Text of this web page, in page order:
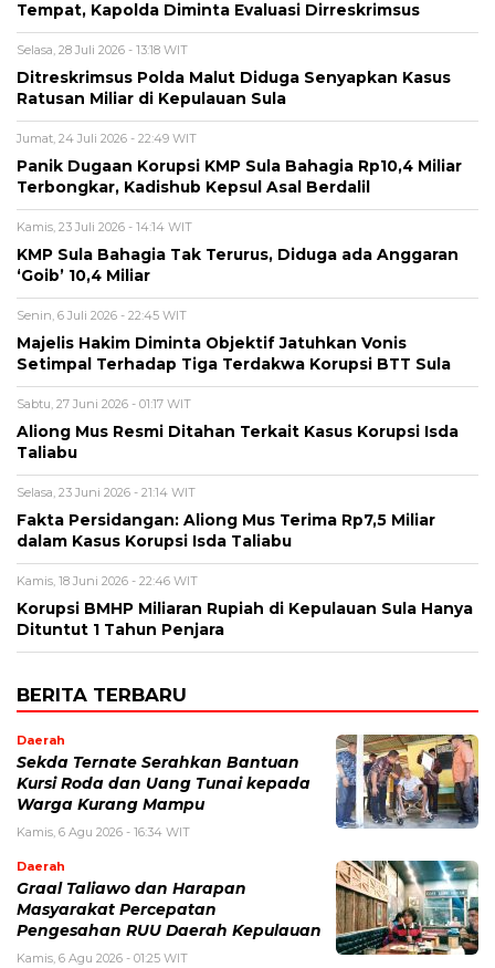
Tempat, Kapolda Diminta Evaluasi Dirreskrimsus
Selasa, 28 Juli 2026 - 13:18 WIT
Ditreskrimsus Polda Malut Diduga Senyapkan Kasus
Ratusan Miliar di Kepulauan Sula
Jumat, 24 Juli 2026 - 22:49 WIT
Panik Dugaan Korupsi KMP Sula Bahagia Rp10,4 Miliar
Terbongkar, Kadishub Kepsul Asal Berdalil
Kamis, 23 Juli 2026 - 14:14 WIT
KMP Sula Bahagia Tak Terurus, Diduga ada Anggaran
‘Goib’ 10,4 Miliar
Senin, 6 Juli 2026 - 22:45 WIT
Majelis Hakim Diminta Objektif Jatuhkan Vonis
Setimpal Terhadap Tiga Terdakwa Korupsi BTT Sula
Sabtu, 27 Juni 2026 - 01:17 WIT
Aliong Mus Resmi Ditahan Terkait Kasus Korupsi Isda
Taliabu
Selasa, 23 Juni 2026 - 21:14 WIT
Fakta Persidangan: Aliong Mus Terima Rp7,5 Miliar
dalam Kasus Korupsi Isda Taliabu
Kamis, 18 Juni 2026 - 22:46 WIT
Korupsi BMHP Miliaran Rupiah di Kepulauan Sula Hanya
Dituntut 1 Tahun Penjara
BERITA TERBARU
Daerah
Sekda Ternate Serahkan Bantuan
Kursi Roda dan Uang Tunai kepada
Warga Kurang Mampu
Kamis, 6 Agu 2026 - 16:34 WIT
Daerah
Graal Taliawo dan Harapan
Masyarakat Percepatan
Pengesahan RUU Daerah Kepulauan
Kamis, 6 Agu 2026 - 01:25 WIT